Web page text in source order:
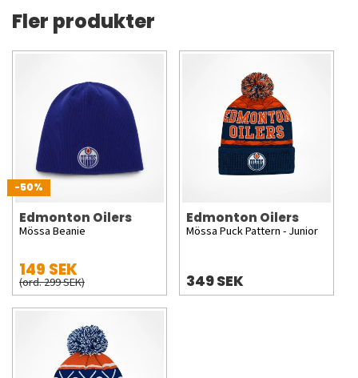
Fler produkter
-50%
Edmonton Oilers
Mössa Beanie
149 SEK
(ord. 299 SEK)
Edmonton Oilers
Mössa Puck Pattern - Junior
349 SEK